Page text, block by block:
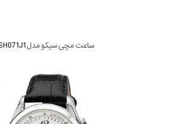
ساعت مچی سیکو مدل SSH071J1